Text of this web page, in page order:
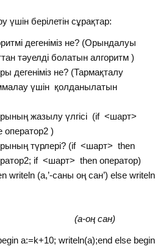
үшін берілетін сұрақтар:
дегеніміз не? (Орындалуы
тәуелді болатын алгоритм )
дегеніміз не? (Тармақталу
үшін қолданылатын
жазылу үлгісі (if <шарт>
оператор2 )
түрлері? (if <шарт> then
if <шарт> then оператор)
writeln (a,’-саны оң сан’) else writeln
(a-оң сан)
a:=k+10; writeln(a);end else begin